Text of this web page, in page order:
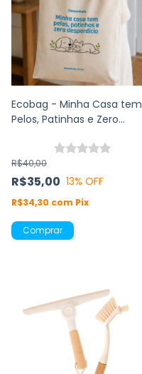
Ecobag - Minha Casa tem
Pelos, Patinhas e Zero
R$35,00
R$40,00
13% OFF
R$34,30 com Pix